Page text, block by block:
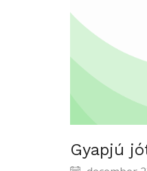
Gyapjú